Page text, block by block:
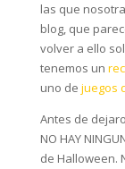
las que
blog, que
volver a ello
tenemos un
uno de juegos
Antes de
NO HAY
de Halloween.